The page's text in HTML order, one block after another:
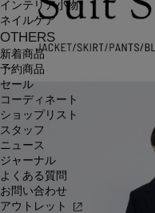
インテリア小物
ネイルケア
OTHERS
新着商品
予約商品
セール
コーディネート
ショップリスト
スタッフ
ニュース
ジャーナル
よくある質問
お問い合わせ
アウトレット